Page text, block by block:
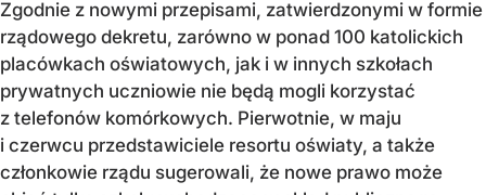
Zgodnie z nowymi przepisami, zatwierdzonymi w formie
rządowego dekretu, zarówno w ponad 100 katolickich
placówkach oświatowych, jak i w innych szkołach
prywatnych uczniowie nie będą mogli korzystać
z telefonów komórkowych. Pierwotnie, w maju
i czerwcu przedstawiciele resortu oświaty, a także
członkowie rządu sugerowali, że nowe prawo może